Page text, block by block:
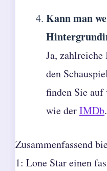
Kann man
Ja,
den
finden Sie auf
wie derIMDb.
Zusammenfassend
1: Lone Star einen